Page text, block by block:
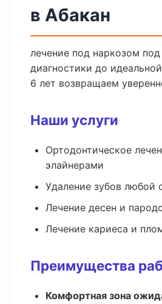
в Абакан
лечение под наркозом
диагностики до
6 лет возвращаем
Наши услуги
Ортодонтическое
элайнерами
Удаление зубов любой
Лечение десен и
Лечение кариеса и
Преимущества
Комфортная зона